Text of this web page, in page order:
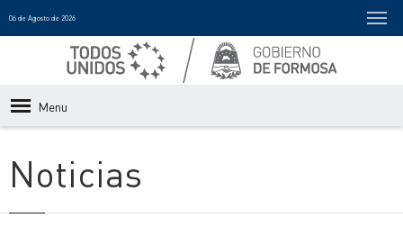
06 de Agosto de 2026
Menu
Noticias